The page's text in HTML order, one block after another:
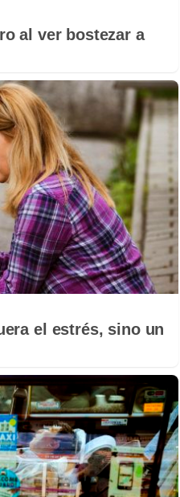
al ver bostezar a
el estrés, sino un